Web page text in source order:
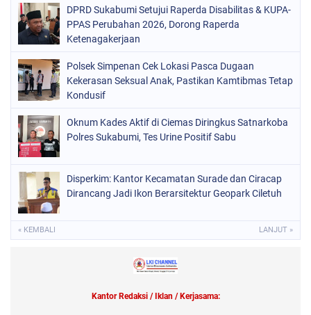
DPRD Sukabumi Setujui Raperda Disabilitas & KUPA-
PPAS Perubahan 2026, Dorong Raperda
Ketenagakerjaan
Polsek Simpenan Cek Lokasi Pasca Dugaan
Kekerasan Seksual Anak, Pastikan Kamtibmas Tetap
Kondusif
Oknum Kades Aktif di Ciemas Diringkus Satnarkoba
Polres Sukabumi, Tes Urine Positif Sabu
Disperkim: Kantor Kecamatan Surade dan Ciracap
Dirancang Jadi Ikon Berarsitektur Geopark Ciletuh
« KEMBALI LANJUT »
Kantor Redaksi / Iklan / Kerjasama: